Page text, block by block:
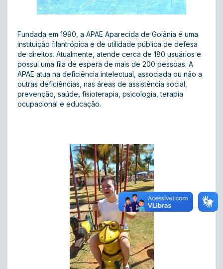
Fundada em 1990, a APAE Aparecida de Goiânia é uma
instituição filantrópica e de utilidade pública de defesa
de direitos. Atualmente, atende cerca de 180 usuários e
possui uma fila de espera de mais de 200 pessoas. A
APAE atua na deficiência intelectual, associada ou não a
outras deficiências, nas áreas de assistência social,
prevenção, saúde, fisioterapia, psicologia, terapia
ocupacional e educação.